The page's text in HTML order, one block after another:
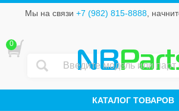
Мы на связи +7 (982) 815-8888,
NB
КАТАЛОГ ТОВАРОВ
0